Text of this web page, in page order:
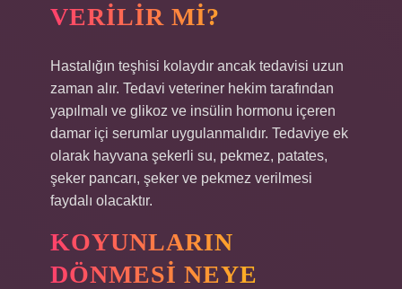
VERILIR MI?
Hastalığın teşhisi kolaydır ancak tedavisi uzun
zaman alır. Tedavi veteriner hekim tarafından
yapılmalı ve glikoz ve insülin hormonu içeren
damar içi serumlar uygulanmalıdır. Tedaviye ek
olarak hayvana şekerli su, pekmez, patates,
şeker pancarı, şeker ve pekmez verilmesi
faydalı olacaktır.
KOYUNLARIN
DÖNMESI NEYE